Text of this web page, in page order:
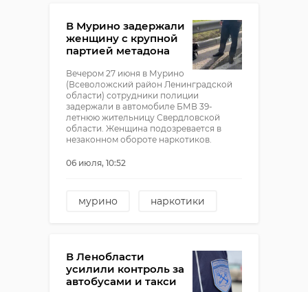
В Мурино задержали
женщину с крупной
партией метадона
Вечером 27 июня в Мурино
(Всеволожский район Ленинградской
области) сотрудники полиции
задержали в автомобиле БМВ 39-
летнюю жительницу Свердловской
области. Женщина подозревается в
незаконном обороте наркотиков.
06 июля, 10:52
мурино наркотики
В Ленобласти
усилили контроль за
автобусами и такси